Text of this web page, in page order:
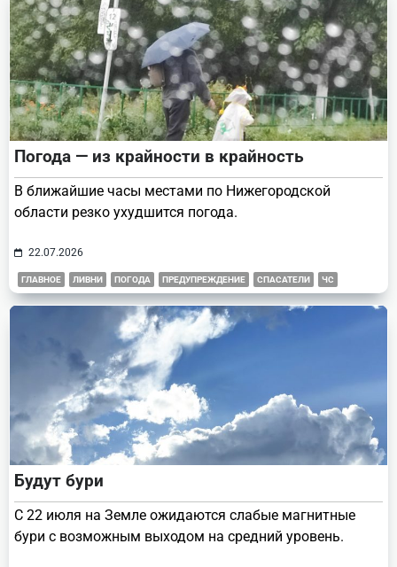
Погода — из крайности в крайность
В ближайшие часы местами по Нижегородской
области резко ухудшится погода.
22.07.2026
ГЛАВНОЕ ЛИВНИ ПОГОДА ПРЕДУПРЕЖДЕНИЕ СПАСАТЕЛИ ЧС
Будут бури
С 22 июля на Земле ожидаются слабые магнитные
бури с возможным выходом на средний уровень.